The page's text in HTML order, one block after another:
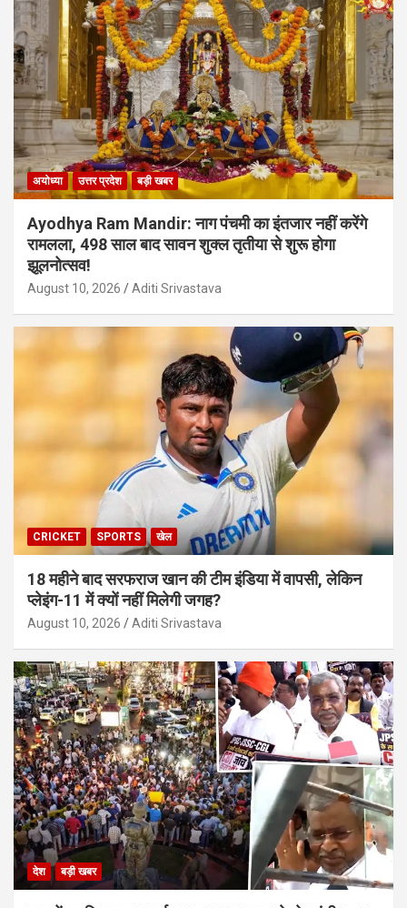
अयोध्या उत्तर प्रदेश बड़ी खबर
Ayodhya Ram Mandir: नाग पंचमी का इंतजार नहीं करेंगे
रामलला, 498 साल बाद सावन शुक्ल तृतीया से शुरू होगा
झूलनोत्सव!
August 10, 2026 Aditi Srivastava
CRICKET SPORTS खेल
18 महीने बाद सरफराज खान की टीम इंडिया में वापसी, लेकिन
प्लेइंग-11 में क्यों नहीं मिलेगी जगह?
August 10, 2026 Aditi Srivastava
देश बड़ी खबर